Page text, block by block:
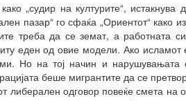
„судир на културите“,
пазар“ го сфаќа „Ориентот“ како
треба да се земат, а работната
еден од овие модели. Ако исламот
Но на тој начин и нарушувањата
беше мигрантите да се
либерален одговор повеќе смета на